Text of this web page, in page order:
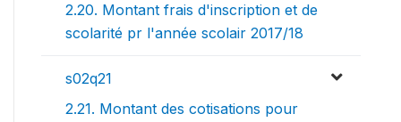
2.20. Montant frais d'inscription et de
scolarité pr l'année scolair 2017/18
s02q21
2.21. Montant des cotisations pour